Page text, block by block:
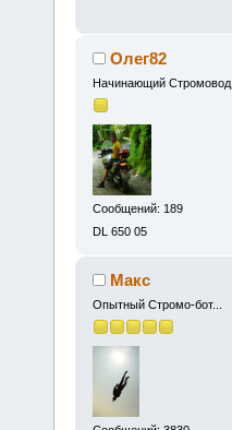
Олег82
Начинающий Стромовод
Сообщений: 189
DL 650 05
Макс
Опытный Стромо-бот...